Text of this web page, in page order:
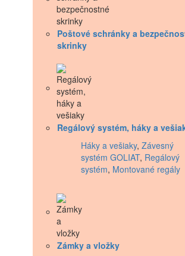
Poštové schránky a
skrinky
Regálový systém, háky a
Háky a vešiaky, Závesný
systém GOLIAT, Regálový
systém, Montované regály
Zámky a vložky